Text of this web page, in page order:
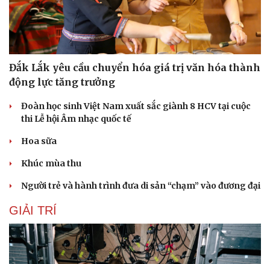
Đắk Lắk yêu cầu chuyển hóa giá trị văn hóa thành
động lực tăng trưởng
Đoàn học sinh Việt Nam xuất sắc giành 8 HCV tại cuộc
thi Lễ hội Âm nhạc quốc tế
Hoa sữa
Khúc mùa thu
Người trẻ và hành trình đưa di sản “chạm” vào đương đại
GIẢI TRÍ